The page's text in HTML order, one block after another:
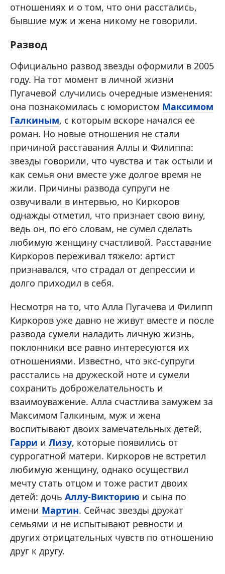
отношениях и о том, что они расстались,
бывшие муж и жена никому не говорили.
Развод
Официально развод звезды оформили в 2005
году. На тот момент в личной жизни
Пугачевой случились очередные изменения:
она познакомилась с юмористом Максимом
Галкиным, с которым вскоре начался ее
роман. Но новые отношения не стали
причиной расставания Аллы и Филиппа:
звезды говорили, что чувства и так остыли и
как семья они вместе уже долгое время не
жили. Причины развода супруги не
озвучивали в интервью, но Киркоров
однажды отметил, что признает свою вину,
ведь он, по его словам, не сумел сделать
любимую женщину счастливой. Расставание
Киркоров переживал тяжело: артист
признавался, что страдал от депрессии и
долго приходил в себя.
Несмотря на то, что Алла Пугачева и Филипп
Киркоров уже давно не живут вместе и после
развода сумели наладить личную жизнь,
поклонники все равно интересуются их
отношениями. Известно, что экс-супруги
расстались на дружеской ноте и сумели
сохранить доброжелательность и
взаимоуважение. Алла счастлива замужем за
Максимом Галкиным, муж и жена
воспитывают двоих замечательных детей,
Гарри и Лизу, которые появились от
суррогатной матери. Киркоров не встретил
любимую женщину, однако осуществил
мечту стать отцом и тоже растит двоих
детей: дочь Аллу-Викторию и сына по
имени Мартин. Сейчас звезды дружат
семьями и не испытывают ревности и
других отрицательных чувств по отношению
друг к другу.